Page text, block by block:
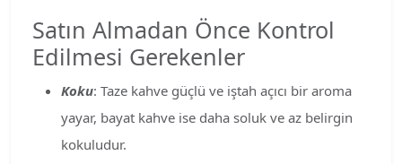
Satın Almadan Önce Kontrol
Edilmesi Gerekenler
Koku: Taze kahve güçlü ve iştah açıcı bir aroma
yayar, bayat kahve ise daha soluk ve az belirgin
kokuludur.